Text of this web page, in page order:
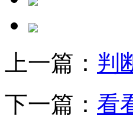
上一篇： 判
下一篇： 看